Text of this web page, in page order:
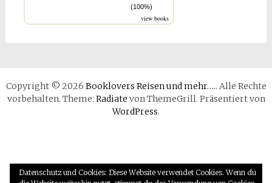
(100%)
view books
Copyright © 2026 Booklovers Reisen und mehr….. Alle Rechte
vorbehalten. Theme: Radiate von ThemeGrill. Präsentiert von
WordPress.
Datenschutz und Cookies: Diese Website verwendet Cookies. Wenn du